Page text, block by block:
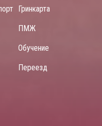
Гринкарта
ПМЖ
Обучение
Переезд